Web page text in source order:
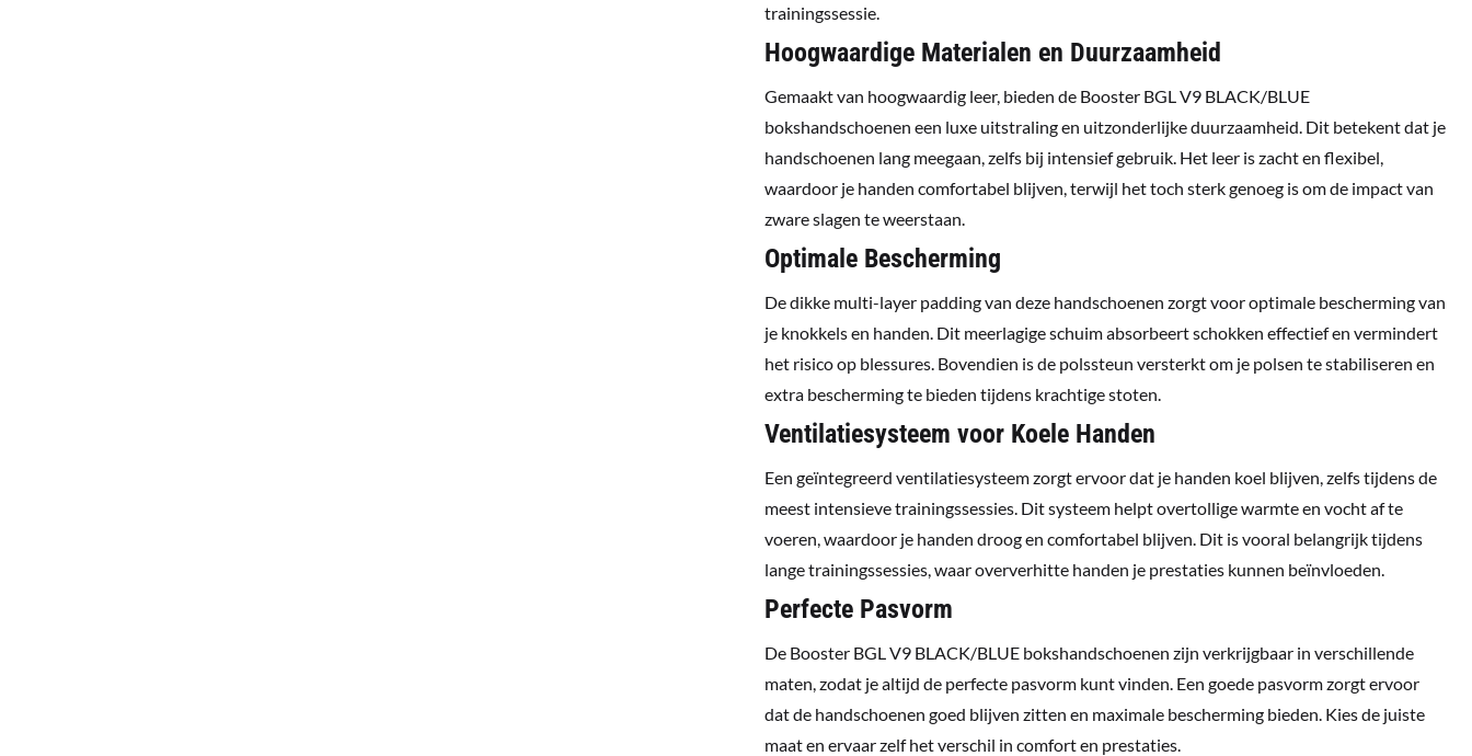
trainingssessie.
Hoogwaardige Materialen en Duurzaamheid
Gemaakt van hoogwaardig leer, bieden de Booster BGL V9 BLACK/BLUE
bokshandschoenen een luxe uitstraling en uitzonderlijke duurzaamheid. Dit betekent dat je
handschoenen lang meegaan, zelfs bij intensief gebruik. Het leer is zacht en flexibel,
waardoor je handen comfortabel blijven, terwijl het toch sterk genoeg is om de impact van
zware slagen te weerstaan.
Optimale Bescherming
De dikke multi-layer padding van deze handschoenen zorgt voor optimale bescherming van
je knokkels en handen. Dit meerlagige schuim absorbeert schokken effectief en vermindert
het risico op blessures. Bovendien is de polssteun versterkt om je polsen te stabiliseren en
extra bescherming te bieden tijdens krachtige stoten.
Ventilatiesysteem voor Koele Handen
Een geïntegreerd ventilatiesysteem zorgt ervoor dat je handen koel blijven, zelfs tijdens de
meest intensieve trainingssessies. Dit systeem helpt overtollige warmte en vocht af te
voeren, waardoor je handen droog en comfortabel blijven. Dit is vooral belangrijk tijdens
lange trainingssessies, waar oververhitte handen je prestaties kunnen beïnvloeden.
Perfecte Pasvorm
De Booster BGL V9 BLACK/BLUE bokshandschoenen zijn verkrijgbaar in verschillende
maten, zodat je altijd de perfecte pasvorm kunt vinden. Een goede pasvorm zorgt ervoor
dat de handschoenen goed blijven zitten en maximale bescherming bieden. Kies de juiste
maat en ervaar zelf het verschil in comfort en prestaties.